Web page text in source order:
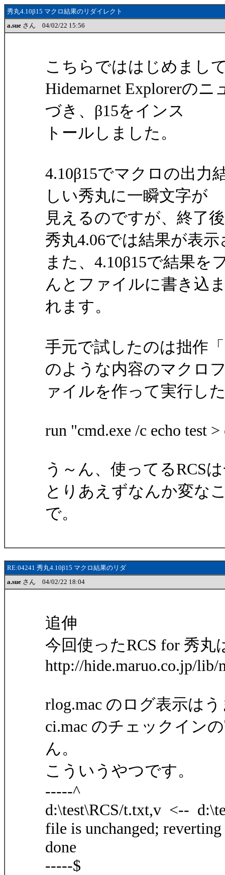
秀丸4.10β15 マクロ結果のリダイレクト
a.sue さん 04/02/22 15:56
こちらでははじめまし
Hidemarnet Explorerの
づき、β15をインス
トールしました。
4.10β15でマクロの出力
しい秀丸に一瞬文字が
見えるのですが、終了
秀丸4.06では結果が表
また、4.10β15で結果
んとファイルに書き込
れます。
手元で試したのは拙作
のような内容のマクロ
ァイルを作って実行し
run "cmd.exe /c echo test
う～ん、使ってるRCS
とりあえずなんか変な
で。
RE:04241 秀丸4.10β15 マクロ結果のリダ
a.sue さん 04/02/22 18:04
追伸
今回使ったRCS for 秀丸
http://hide.maruo.co.jp/lib/
rlog.mac のログ表示は
ci.mac のチェックイン
ん。
こういうやつです。
-----^
d:\test\RCS/t.txt,v <--
file is unchanged;
done
-----$